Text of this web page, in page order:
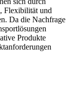
Flexibilität und
Da die Nachfrage
Produkte